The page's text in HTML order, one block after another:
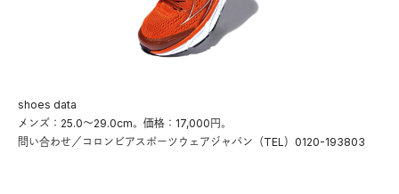
shoes data
メンズ：25.0〜29.0cm。価格：17,000円。
問い合わせ／コロンビアスポーツウェアジャパン（TEL）0120-193803